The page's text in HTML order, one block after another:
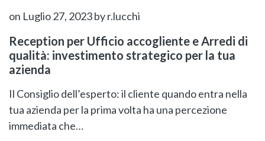
on Luglio 27, 2023by r.lucchi
Reception per Ufficio accogliente e Arredi di
qualità: investimento strategico per la tua
azienda
Il Consiglio dell’esperto: il cliente quando entra nella
tua azienda per la prima volta ha una percezione
immediata che…